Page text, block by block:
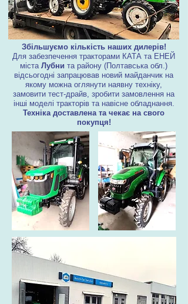
Збільшуємо кількість наших дилерів!
Для забезпечення тракторами КАТА та ЕНЕЙ
міста Лубни та району (Полтавська обл.)
відсьогодні запрацював новий майданчик на
якому можна оглянути наявну техніку,
замовити тест-драйв, зробити замовлення на
інші моделі тракторів та навісне обладнання.
Техніка доставлена та чекає на свого
покупця!